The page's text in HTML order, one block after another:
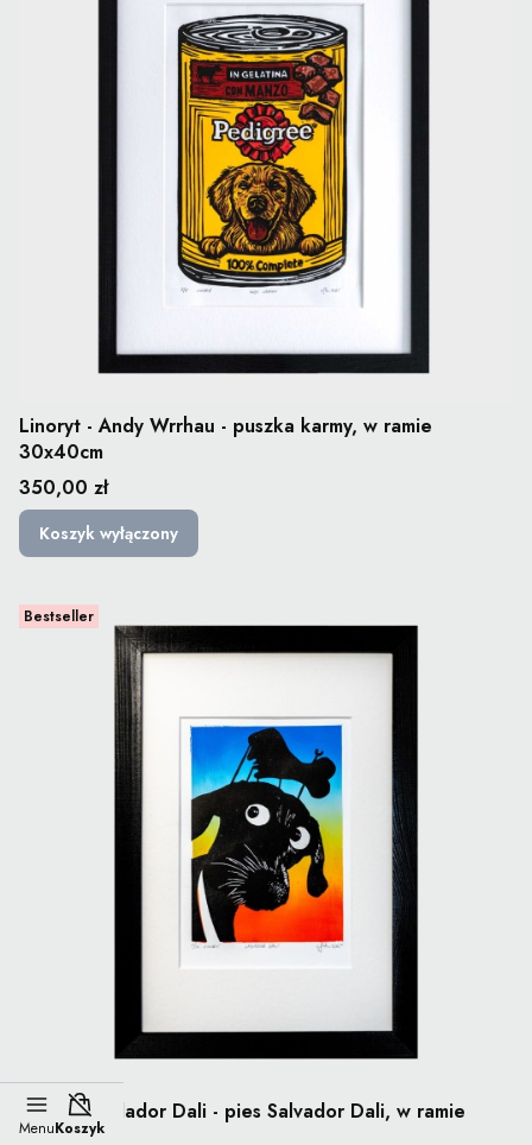
Linoryt - Andy Wrrhau - puszka karmy, w ramie
30x40cm
Cena
350,00 zł
Koszyk wyłączony
Bestseller
Linoryt Lablador Dali - pies Salvador Dali, w ramie
20x30cm
Menu
Koszyk wyłączony
Koszyk